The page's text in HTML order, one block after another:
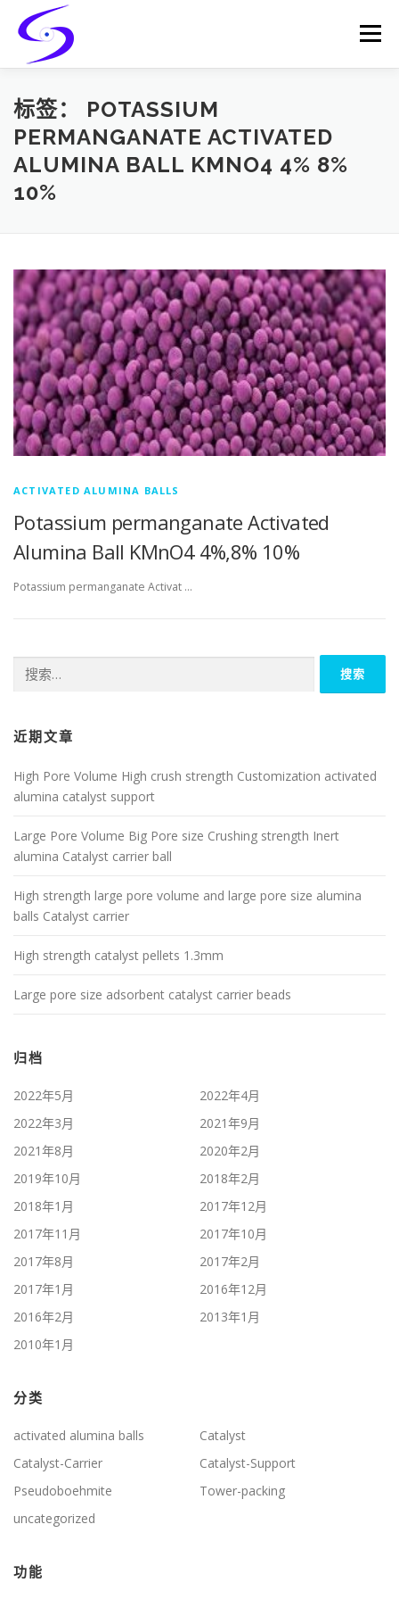
content
Menu
HOME PRODUCTS CATALYST-CARRIER
CATALYST-SUPPORT SERVICES CONTACT
标签： POTASSIUM
PERMANGANATE ACTIVATED
ALUMINA BALL KMNO4 4% 8%
10%
ACTIVATED ALUMINA BALLS
Potassium permanganate Activated
Alumina Ball KMnO4 4%,8% 10%
Potassium permanganate Activat …
索：
近期文章
High Pore Volume High crush strength Customization activated
alumina catalyst support
Large Pore Volume Big Pore size Crushing strength Inert
alumina Catalyst carrier ball
High strength large pore volume and large pore size alumina
balls Catalyst carrier
High strength catalyst pellets 1.3mm
Large pore size adsorbent catalyst carrier beads
归档
2022年5月
2022年4月
2022年3月
2021年9月
2021年8月
2020年2月
2019年10月
2018年2月
2018年1月
2017年12月
2017年11月
2017年10月
2017年8月
2017年2月
2017年1月
2016年12月
2016年2月
2013年1月
2010年1月
分类
activated alumina balls
Catalyst
Catalyst-Carrier
Catalyst-Support
Pseudoboehmite
Tower-packing
uncategorized
功能